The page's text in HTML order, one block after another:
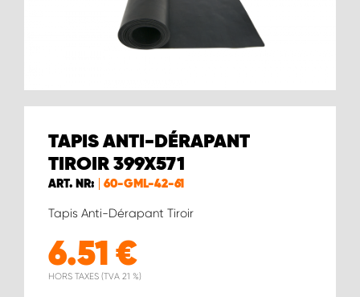
TAPIS ANTI-DÉRAPANT
TIROIR 399X571
ART. NR: 60-GML-42-61
Tapis Anti-Dérapant Tiroir
6.51 €
HORS TAXES (TVA 21 %)
WORK SYSTEM BRUXELLES
WORK SYSTEM LIMBURG-KEMPEN
WORK SYSTEM WEST BY PRO-VAN